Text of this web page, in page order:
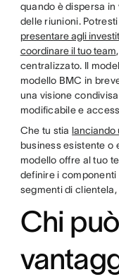
quando è dispersa
delle riunioni.
presentare agli
coordinare il tuo team
centralizzato. Il
modello BMC in
una visione
modificabile e
Che tu stia lanciando
business esistente o
modello offre al tuo
definire i
segmenti di
Chi